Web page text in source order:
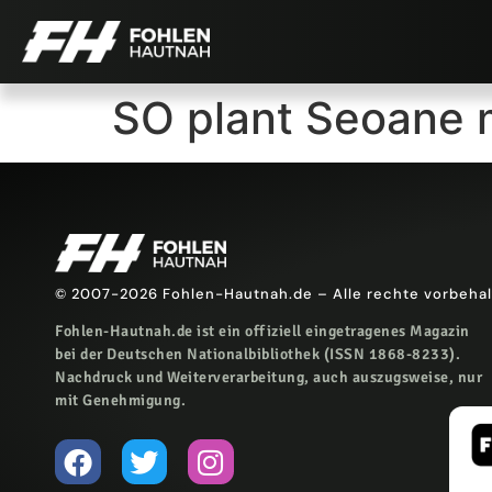
SO plant Seoane
© 2007-2026 Fohlen-Hautnah.de – Alle rechte
Fohlen-Hautnah.de ist ein offiziell eingetragenes Magazin
bei der Deutschen Nationalbibliothek (ISSN 1868-8233).
Nachdruck und Weiterverarbeitung, auch auszugsweise, nur
mit Genehmigung.